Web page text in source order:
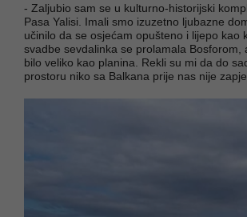
- Zaljubio sam se u kulturno-historijski
Pasa Yalisi. Imali smo izuzetno ljubazne
učinilo da se osjećam opušteno i lijepo kao
svadbe sevdalinka se prolamala Bosforom,
bilo veliko kao planina. Rekli su mi da do
prostoru niko sa Balkana prije nas nije